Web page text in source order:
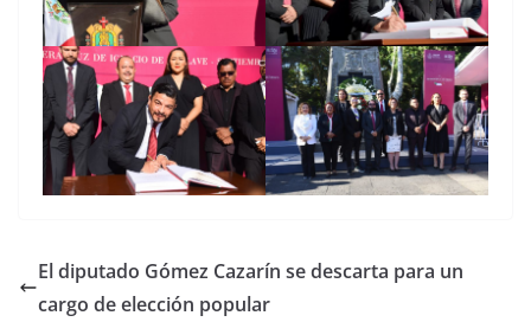
El diputado Gómez Cazarín se descarta para un
cargo de elección popular